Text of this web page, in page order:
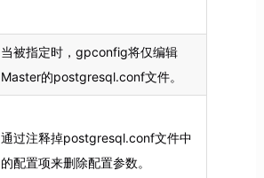
当被指定时，gpconfig将仅编辑
Master的postgresql.conf文件。
通过注释掉postgresql.conf文件中
的配置项来删除配置参数。